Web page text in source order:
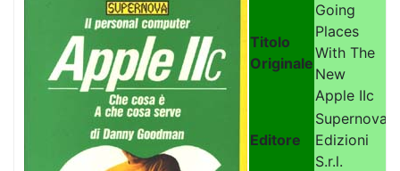
Titolo
Originale
Going
Places
With The
New
Apple IIc
Editore
Supernova
Edizioni
S.r.l.